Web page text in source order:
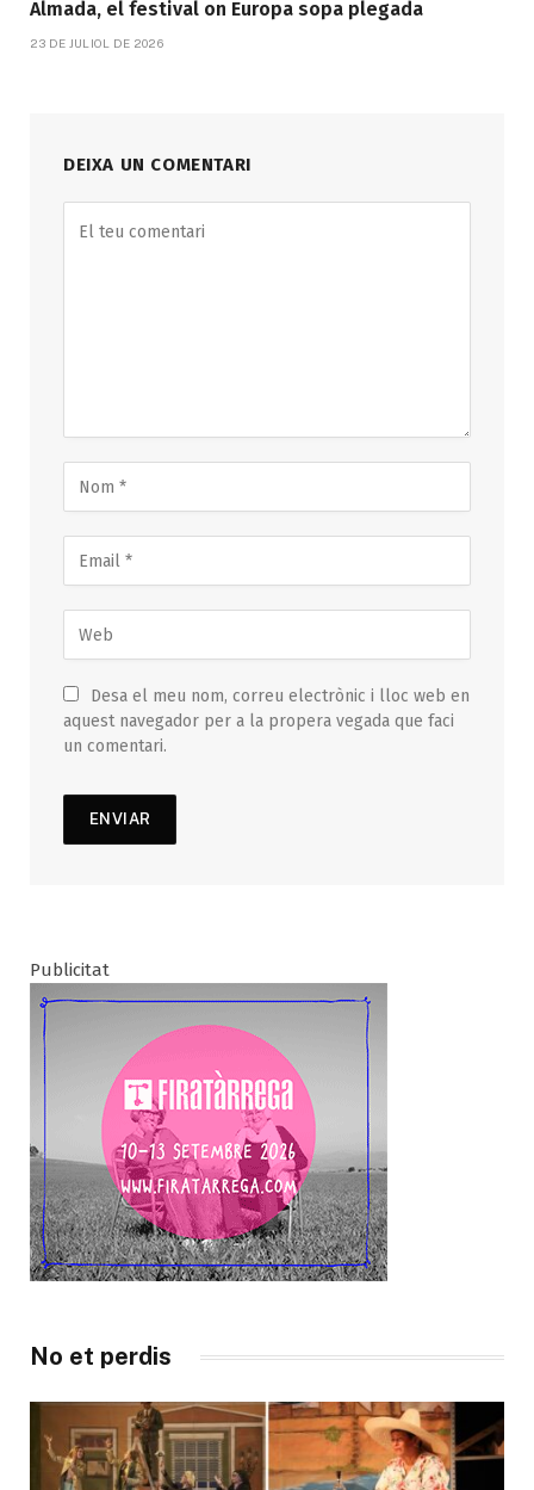
Almada, el festival on Europa sopa plegada
23 DE JULIOL DE 2026
DEIXA UN COMENTARI
Desa el meu nom, correu electrònic i lloc web en
aquest navegador per a la propera vegada que faci
un comentari.
Publicitat
No et perdis